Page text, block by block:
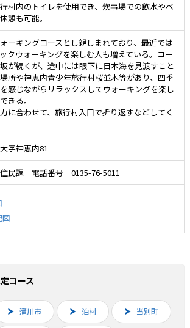
村内のトイレを使用でき、炊事場での飲水やベ
憩も可能。
ーキングコースとし親しまれており、最近では
クウォーキングを楽しむ人も増えている。コー
が続くが、途中には眼下に日本海を見渡すこと
所や神恵内青少年旅行村桜並木等があり、四季
感じながらリラックスしてウォーキングを楽し
きる。
に合わせて、旅行村入口で折り返すなどしてく
字神恵内81
民課 電話番号 0135-76-5011
図
コース
滝川市 泊村 当別町